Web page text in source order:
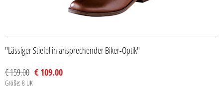
"Lässiger Stiefel in ansprechender Biker-Optik"
€ 159.00 € 109.00
Größe: 8 UK